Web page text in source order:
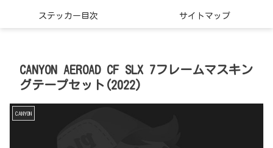
ステッカー目次 サイトマップ
CANYON AEROAD CF SLX 7フレームマスキン
グテープセット(2022)
CANYON